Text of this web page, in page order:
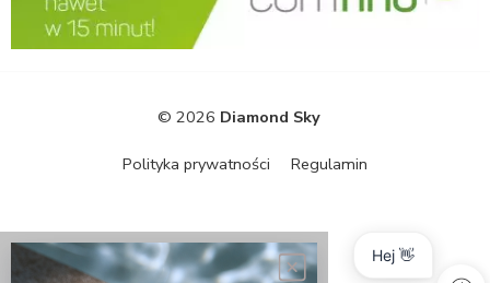
© 2026 Diamond Sky
Polityka prywatności Regulamin